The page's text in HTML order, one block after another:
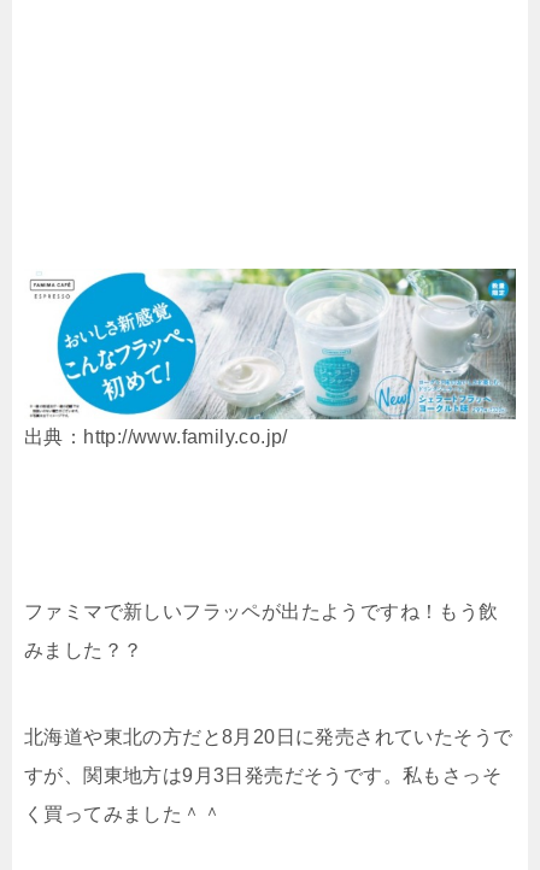
出典：http://www.family.co.jp/
ファミマで新しいフラッペが出たようですね！もう飲
みました？？
北海道や東北の方だと8月20日に発売されていたそうで
すが、関東地方は9月3日発売だそうです。私もさっそ
く買ってみました＾＾